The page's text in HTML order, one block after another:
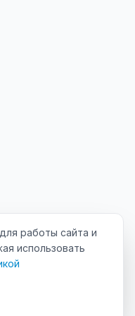
для работы сайта и
использовать